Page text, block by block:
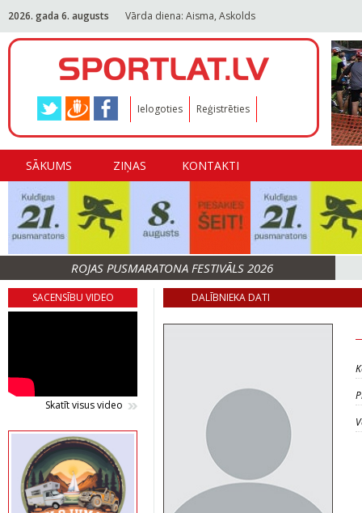
2026. gada 6. augusts Vārda diena: Aisma, Askolds
Ielogoties Reģistrēties
SĀKUMS ZIŅAS KONTAKTI
ROJAS PUSMARATONA FESTIVĀLS 2026
SACENSĪBU VIDEO
Skatīt visus video
DALĪBNIEKA DATI